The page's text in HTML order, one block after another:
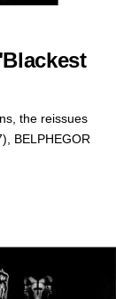
the reissues
BELPHEGOR